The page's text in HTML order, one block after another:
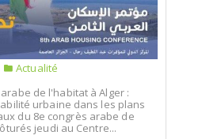
Actualité
de l'habitat à Alger :
urbaine dans les plans
du 8e congrès arabe de
jeudi au Centre...